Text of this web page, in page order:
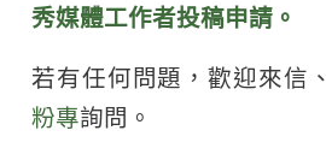
秀媒體工作者投稿申請。
若有任何問題，歡迎來信
粉專詢問。